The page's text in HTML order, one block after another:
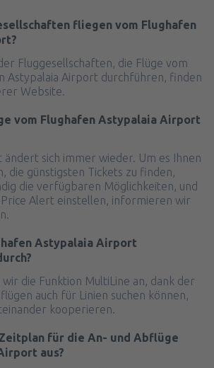
fliegen vom Flughafen
Fluggesellschaften, die Flüge vom
Astypalaia Airport durchführen, finden
Website.
vom Flughafen Astypalaia Airport
ändert sich immer wieder. Um es Ihnen
die günstigsten Tickets zu finden,
die verfügbaren Möglichkeiten, und
Alert einstellen, informieren wir
Astypalaia Airport
die Funktion MultiLine an, dank der
auch für Linien suchen können,
kooperieren.
für die An- und Abflüge
aus?